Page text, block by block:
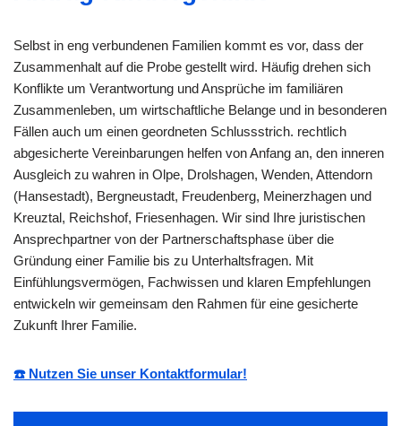
Selbst in eng verbundenen Familien kommt es vor, dass der
Zusammenhalt auf die Probe gestellt wird. Häufig drehen sich
Konflikte um Verantwortung und Ansprüche im familiären
Zusammenleben, um wirtschaftliche Belange und in besonderen
Fällen auch um einen geordneten Schlussstrich. rechtlich
abgesicherte Vereinbarungen helfen von Anfang an, den inneren
Ausgleich zu wahren in Olpe, Drolshagen, Wenden, Attendorn
(Hansestadt), Bergneustadt, Freudenberg, Meinerzhagen und
Kreuztal, Reichshof, Friesenhagen. Wir sind Ihre juristischen
Ansprechpartner von der Partnerschaftsphase über die
Gründung einer Familie bis zu Unterhaltsfragen. Mit
Einfühlungsvermögen, Fachwissen und klaren Empfehlungen
entwickeln wir gemeinsam den Rahmen für eine gesicherte
Zukunft Ihrer Familie.
☎️ Nutzen Sie unser Kontaktformular!